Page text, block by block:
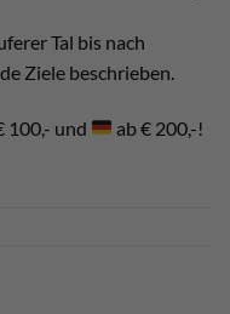
Tal bis nach
Ziele beschrieben.
100,- und ab € 200,-!